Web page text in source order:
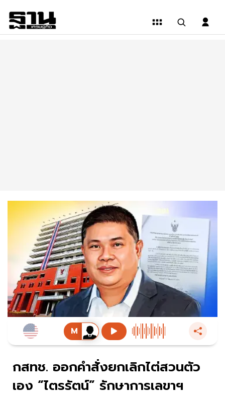
กสทช. ออกคำสั่งยกเลิกไต่สวนตัว
เอง “ไตรรัตน์” รักษาการเลขาฯ